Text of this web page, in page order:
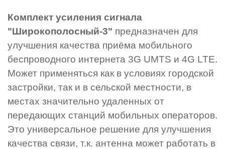
Комплект усиления сигнала
"Широкополосный-3" предназначен для
улучшения качества приёма мобильного
беспроводного интернета 3G UMTS и 4G LTE.
Может применяться как в условиях городской
застройки, так и в сельской местности, в
местах значительно удаленных от
передающих станций мобильных операторов.
Это универсальное решение для улучшения
качества связи, т.к. антенна может работать в